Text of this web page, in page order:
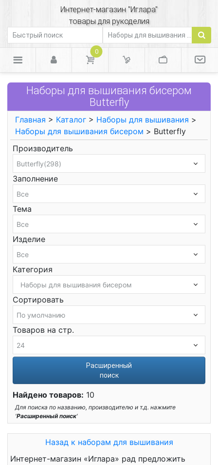
Интернет-магазин "Иглара"
товары для рукоделия
0
Наборы для вышивания бисером
Butterfly
Главная > Каталог > Наборы для вышивания >
Наборы для вышивания бисером > Butterfly
Производитель
Заполнение
Тема
Изделие
Категория
Сортировать
Товаров на стр.
Расширенный
поиск
Найдено товаров: 10
Для поиска по названию, производителю и т.д. нажмите
'Расширенный поиск'
Назад к наборам для вышивания
Интернет-магазин «Иглара» рад предложить